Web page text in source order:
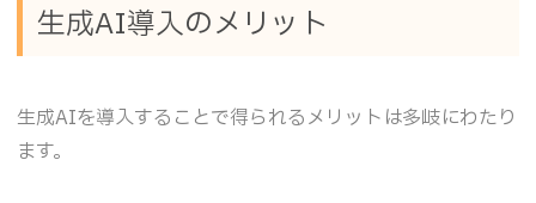
生成AI導入のメリット
生成AIを導入することで得られるメリットは多岐にわたり
ます。